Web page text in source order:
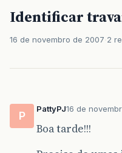
Identificar
16 de novembro de 2007 2
P
PattyPJ16 de
Boa tarde!!!